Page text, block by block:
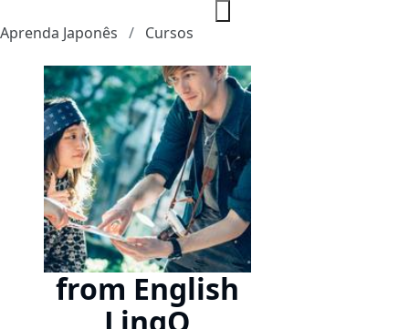
Aprenda Japonês Cursos
from English
LingQ